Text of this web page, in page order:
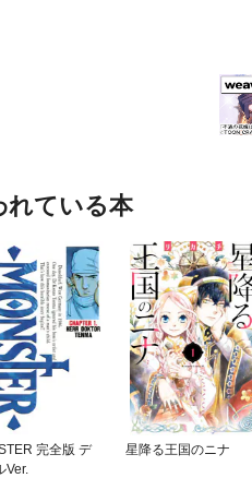
れている本
完全版 デ
Ver.
星降る王国のニナ